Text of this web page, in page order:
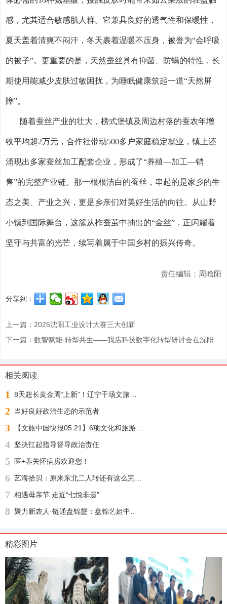
感，尤其适合敏感肌人群。它兼具良好的透气性和保暖性，
夏天盖着清爽不闷汗，冬天裹着温暖不压身，被誉为“会呼吸
的被子”。更重要的是，天然蚕丝具有抑菌、防螨的特性，长
期使用能减少皮肤过敏困扰，为睡眠健康筑起一道“天然屏
障”。
随着蚕丝产业的壮大，榜式堡镇及周边村落的蚕农年增
收平均超2万元，合作社带动500多户家庭稳定就业，镇上还
涌现出多家蚕丝加工配套企业，形成了“养殖—加工—销
售”的完整产业链。那一根根洁白的蚕丝，串起的是家乡的生
态之美、产业之兴，更是乡亲们对美好生活的向往。从山野
小镇到国际舞台，这簇从柞蚕茧中抽出的“金丝”，正闪耀着
坚守与共富的光芒，续写着属于中国乡村的振兴传奇。
责任编辑：周晗阳
分享到：
上一篇：2025沈阳工业设计大赛三大创新
相关阅读
1
2 当好良好政治生态的示范者
3
4 坚决扛起指导督导政治责任
5 医+养关怀病房欢迎您！
6
7 相遇母亲节 走近“七悦非遗”
8
精彩图片